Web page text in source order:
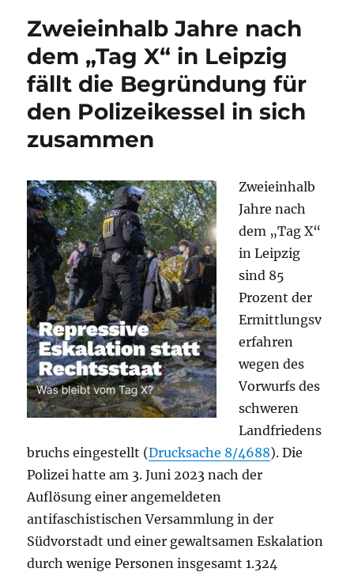
Schwarzenberg:
kritisches
Fazit
Zweieinhalb Jahre nach
dem „Tag X“ in Leipzig
fällt die Begründung für
den Polizeikessel in sich
zusammen
Zweieinhalb
Jahre nach
dem „Tag X“
in Leipzig
sind 85
Prozent der
Ermittlungsv
erfahren
wegen des
Vorwurfs des
schweren
Landfriedens
bruchs eingestellt (Drucksache 8/4688). Die
Polizei hatte am 3. Juni 2023 nach der
Auflösung einer angemeldeten
antifaschistischen Versammlung in der
Südvorstadt und einer gewaltsamen Eskalation
durch wenige Personen insgesamt 1.324